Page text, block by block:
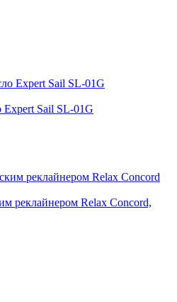
Sail SL-01G
реклайнером Relax Concord,